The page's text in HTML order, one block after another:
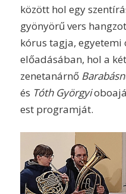
között hol egy
gyönyörű vers
kórus tagja, egyetemi
előadásában, hol a
zenetanárnő
és Tóth Györgyi
est programját.